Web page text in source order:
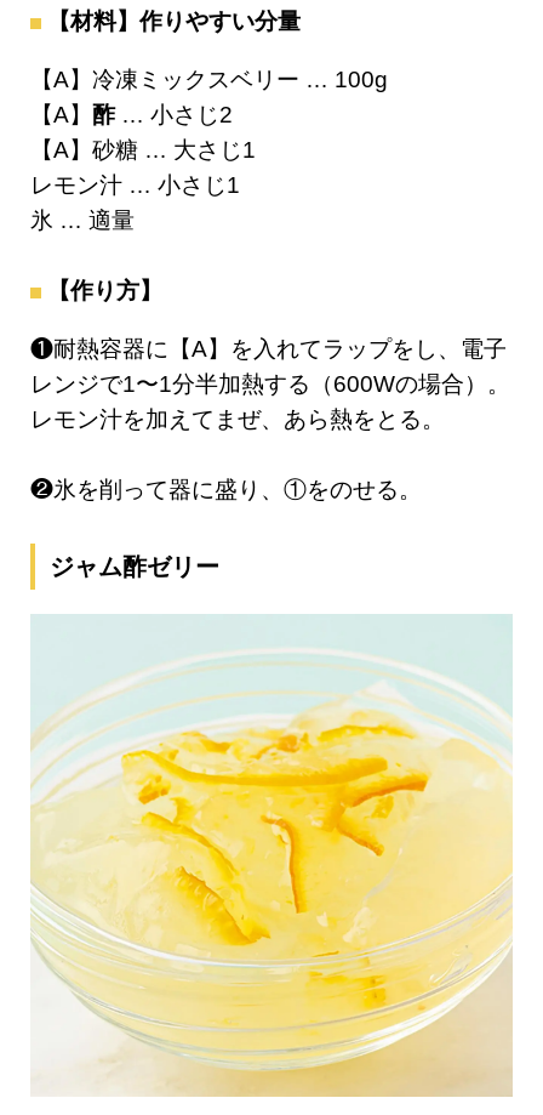
【材料】作りやすい分量
【A】冷凍ミックスベリー … 100g
【A】 酢… 小さじ2
【A】砂糖 … 大さじ1
レモン汁 … 小さじ1
氷 … 適量
【作り方】
❶耐熱容器に【A】を入れてラップをし、電子
レンジで1〜1分半加熱する（600Wの場合）。
レモン汁を加えてまぜ、あら熱をとる。
❷氷を削って器に盛り、①をのせる。
ジャム酢ゼリー